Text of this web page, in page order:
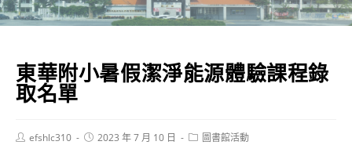
東華附小暑假潔淨能源體驗課程錄
取名單
Postefshlc310
Post2023 年 7 月 10 日
Post圖書館活動